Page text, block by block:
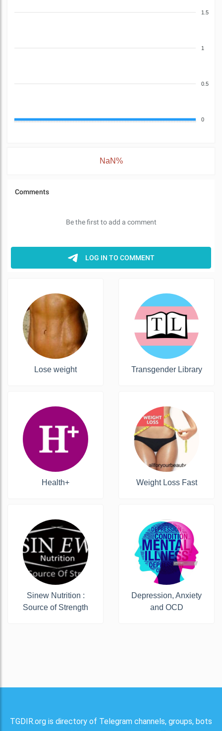
1.5
1
0.5
0
NaN%
Lose weight Transgender Library
Health+ Weight Loss Fast
Sinew Nutrition :
Source of Strength
Depression, Anxiety
and OCD
TGDIR.org is directory of Telegram channels, groups, bots